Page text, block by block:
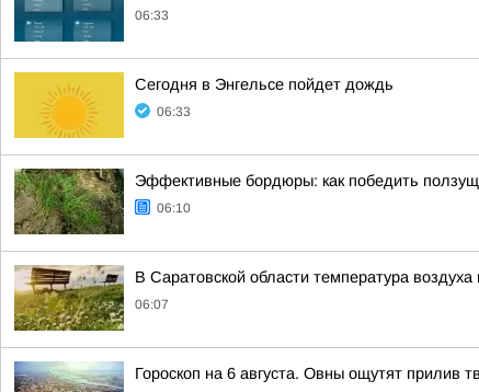
06:33
Сегодня в Энгельсе пойдет дождь
06:33
Эффективные бордюры: как победить
06:10
В Саратовской области температура
06:07
Гороскоп на 6 августа. Овны ощутят прилив